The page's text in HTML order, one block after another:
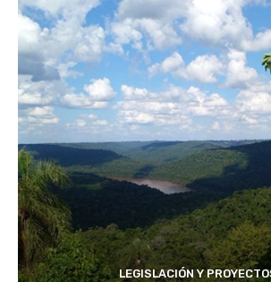
LEGISLACIÓN Y